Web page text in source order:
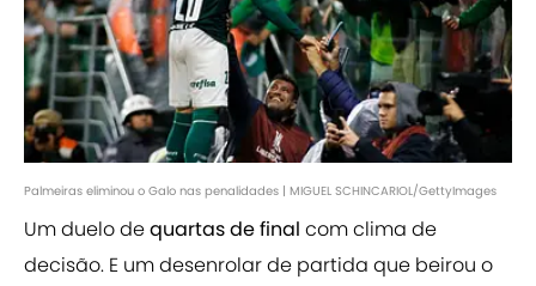
Palmeiras eliminou o Galo nas penalidades | MIGUEL SCHINCARIOL/GettyImages
Um duelo dequartas de final com clima de
decisão. E um desenrolar de partida que beirou o